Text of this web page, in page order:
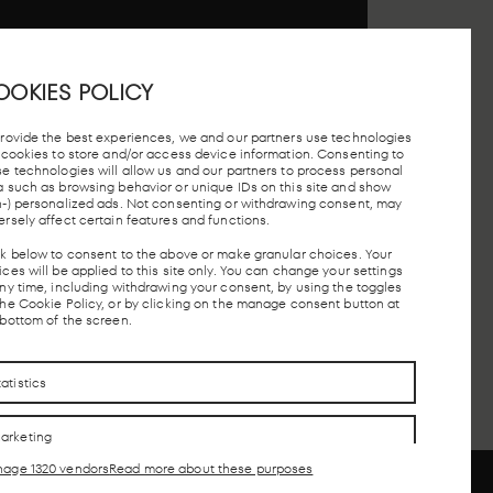
POLICY
the best experiences, we and our partners use technologies
to store and/or access device information. Consenting to
technologies will allow us and our partners to process personal
such as browsing behavior or unique IDs on this site and show
) personalized ads. Not consenting or withdrawing consent, may
affect certain features and functions.
below to consent to the above or make granular choices. Your
will be applied to this site only. You can change your settings
time, including withdrawing your consent, by using the toggles
Cookie Policy, or by clicking on the manage consent button at
of the screen.
1320 vendorsRead more about these purposes
MADRID
TAXI STOP FREE PARKING MADRID
UNDERGROUND
CONTACTO
CONTACTO